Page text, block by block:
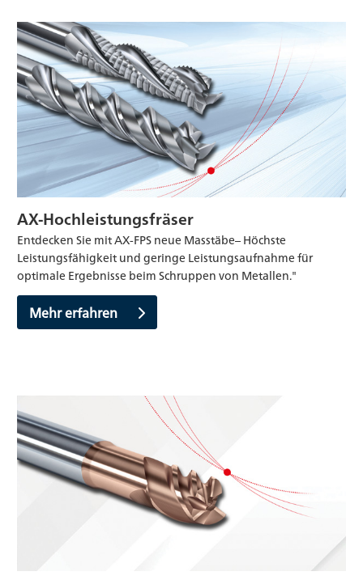
AX-Hochleistungsfräser
Entdecken Sie mit AX-FPS neue Masstäbe– Höchste
Leistungsfähigkeit und geringe Leistungsaufnahme für
optimale Ergebnisse beim Schruppen von Metallen."
Mehr erfahren